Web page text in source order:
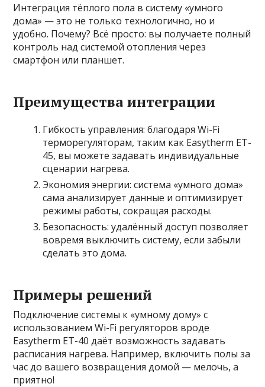
Интеграция тёплого пола в систему «умного
дома» — это не только технологично, но и
удобно. Почему? Всё просто: вы получаете полный
контроль над системой отопления через
смартфон или планшет.
Преимущества интеграции
Гибкость управления: благодаря Wi-Fi
терморегуляторам, таким как Easytherm ET-
45, вы можете задавать индивидуальные
сценарии нагрева.
Экономия энергии: система «умного дома»
сама анализирует данные и оптимизирует
режимы работы, сокращая расходы.
Безопасность: удалённый доступ позволяет
вовремя выключить систему, если забыли
сделать это дома.
Примеры решений
Подключение системы к «умному дому» с
использованием Wi-Fi регуляторов вроде
Easytherm ET-40 даёт возможность задавать
расписания нагрева. Например, включить полы за
час до вашего возвращения домой — мелочь, а
приятно!